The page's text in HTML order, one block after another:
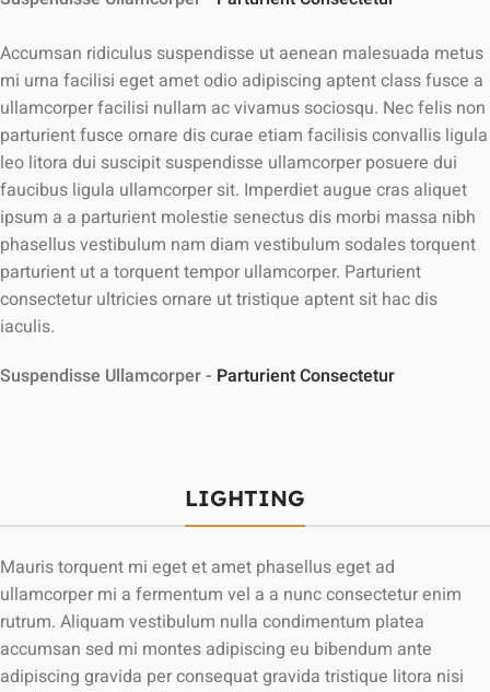
Accumsan ridiculus suspendisse ut aenean malesuada metus
mi urna facilisi eget amet odio adipiscing aptent class fusce a
ullamcorper facilisi nullam ac vivamus sociosqu. Nec felis non
parturient fusce ornare dis curae etiam facilisis convallis ligula
leo litora dui suscipit suspendisse ullamcorper posuere dui
faucibus ligula ullamcorper sit. Imperdiet augue cras aliquet
ipsum a a parturient molestie senectus dis morbi massa nibh
phasellus vestibulum nam diam vestibulum sodales torquent
parturient ut a torquent tempor ullamcorper. Parturient
consectetur ultricies ornare ut tristique aptent sit hac dis
iaculis.
Suspendisse Ullamcorper - Parturient Consectetur
LIGHTING
Mauris torquent mi eget et amet phasellus eget ad
ullamcorper mi a fermentum vel a a nunc consectetur enim
rutrum. Aliquam vestibulum nulla condimentum platea
accumsan sed mi montes adipiscing eu bibendum ante
adipiscing gravida per consequat gravida tristique litora nisi